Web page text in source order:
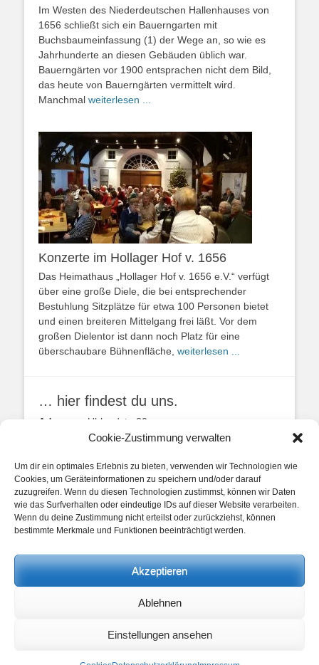
Cookie-Zustimmung verwalten
Um dir ein optimales Erlebnis zu bieten, verwenden wir Technologien wie
Cookies, um Geräteinformationen zu speichern und/oder darauf
zuzugreifen. Wenn du diesen Technologien zustimmst, können wir Daten
wie das Surfverhalten oder eindeutige IDs auf dieser Website verarbeiten.
Wenn du deine Zustimmung nicht erteilst oder zurückziehst, können
bestimmte Merkmale und Funktionen beeinträchtigt werden.
Akzeptieren
Ablehnen
Einstellungen ansehen
Im Westen des Niederdeutschen Hallenhauses von
1656 schließt sich ein Bauerngarten mit
Buchsbaumeinfassung (1) der Wege an, so wie es
Jahrhunderte an diesen Gebäuden üblich war.
Bauerngärten vor 1900 entsprachen nicht dem Bild,
das heute von Bauerngärten vermittelt wird.
Manchmal weiterlesen ...
Konzerte im Hollager Hof v. 1656
Das Heimathaus „Hollager Hof v. 1656 e.V.“ verfügt
über eine große Diele, die bei entsprechender
Bestuhlung Sitzplätze für etwa 100 Personen bietet
und einen breiteren Mittelgang frei läßt. Vor dem
großen Dielentor ist dann noch Platz für eine
überschaubare Bühnenfläche, weiterlesen ...
… hier findest du uns.
Adresse: Uhlandstr. 20
49134 Wallenhorst
unsere Posts
Beitragskategorien